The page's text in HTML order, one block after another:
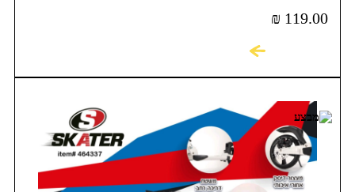
₪ 119.00